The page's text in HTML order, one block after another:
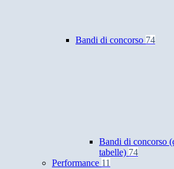
Bandi di concorso 74
Bandi di concorso
tabelle) 74
Performance 11